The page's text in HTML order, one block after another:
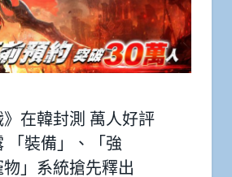
》在韓封測 萬人好評
「裝備」、「強
」系統搶先釋出